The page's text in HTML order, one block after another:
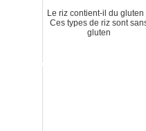
Le riz contient-il du gluten
Ces types de riz sont
gluten